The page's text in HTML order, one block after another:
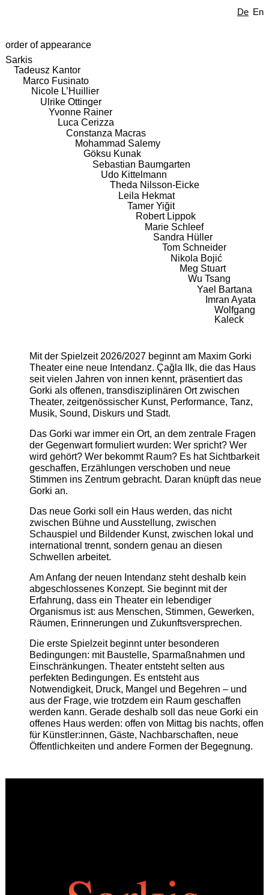
De En
order of appearance
Sarkis
Tadeusz Kantor
Marco Fusinato
Nicole L’Huillier
Ulrike Ottinger
Yvonne Rainer
Luca Cerizza
Constanza Macras
Mohammad Salemy
Göksu Kunak
Sebastian Baumgarten
Udo Kittelmann
Theda Nilsson-Eicke
Leila Hekmat
Tamer Yiğit
Robert Lippok
Marie Schleef
Sandra Hüller
Tom Schneider
Nikola Bojić
Meg Stuart
Wu Tsang
Yael Bartana
Imran Ayata
Wolfgang
Kaleck
Mit der Spielzeit 2026/2027 beginnt am Maxim Gorki
Theater eine neue Intendanz. Çağla Ilk, die das Haus
seit vielen Jahren von innen kennt, präsentiert das
Gorki als offenen, transdisziplinären Ort zwischen
Theater, zeitgenössischer Kunst, Performance, Tanz,
Musik, Sound, Diskurs und Stadt.
Das Gorki war immer ein Ort, an dem zentrale Fragen
der Gegenwart formuliert wurden: Wer spricht? Wer
wird gehört? Wer bekommt Raum? Es hat Sichtbarkeit
geschaffen, Erzählungen verschoben und neue
Stimmen ins Zentrum gebracht. Daran knüpft das neue
Gorki an.
Das neue Gorki soll ein Haus werden, das nicht
zwischen Bühne und Ausstellung, zwischen
Schauspiel und Bildender Kunst, zwischen lokal und
international trennt, sondern genau an diesen
Schwellen arbeitet.
Am Anfang der neuen Intendanz steht deshalb kein
abgeschlossenes Konzept. Sie beginnt mit der
Erfahrung, dass ein Theater ein lebendiger
Organismus ist: aus Menschen, Stimmen, Gewerken,
Räumen, Erinnerungen und Zukunftsversprechen.
Die erste Spielzeit beginnt unter besonderen
Bedingungen: mit Baustelle, Sparmaßnahmen und
Einschränkungen. Theater entsteht selten aus
perfekten Bedingungen. Es entsteht aus
Notwendigkeit, Druck, Mangel und Begehren – und
aus der Frage, wie trotzdem ein Raum geschaffen
werden kann. Gerade deshalb soll das neue Gorki ein
offenes Haus werden: offen von Mittag bis nachts, offen
für Künstler:innen, Gäste, Nachbarschaften, neue
Öffentlichkeiten und andere Formen der Begegnung.